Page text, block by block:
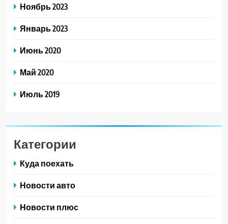
Ноябрь 2023
Январь 2023
Июнь 2020
Май 2020
Июль 2019
Категории
Куда поехать
Новости авто
Новости плюс